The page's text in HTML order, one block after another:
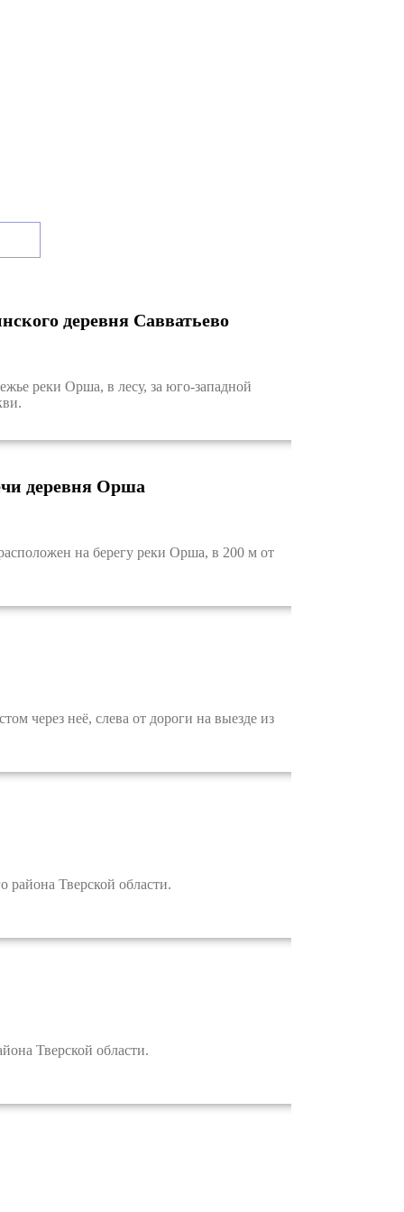
деревня Савватьево
реки Орша, в лесу, за юго-западной
деревня Орша
на берегу реки Орша, в 200 м от
через неё, слева от дороги на выезде из
Тверской области.
Тверской области.